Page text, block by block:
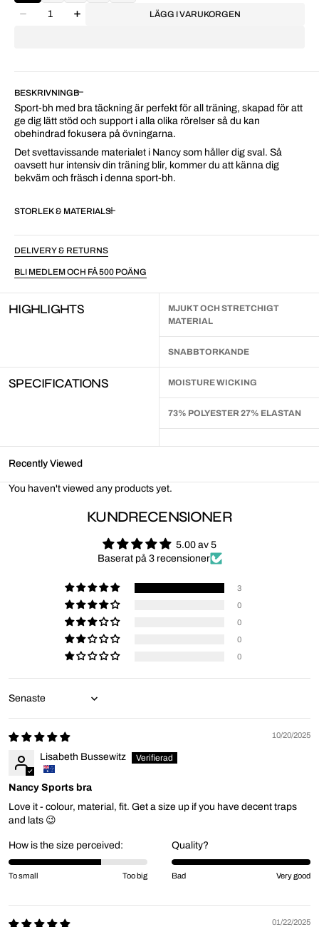
LÄGG I VARUKORGEN
BESKRIVNING
Sport-bh med bra täckning är perfekt för all träning, skapad för att
ge dig lätt stöd och support i alla olika rörelser så du kan
obehindrad fokusera på övningarna.
Det svettavissande materialet i Nancy som håller dig sval. Så
oavsett hur intensiv din träning blir, kommer du att känna dig
bekväm och fräsch i denna sport-bh.
STORLEK & MATERIAL
DELIVERY & RETURNS
BLI MEDLEM OCH FÅ 500 POÄNG
HIGHLIGHTS
MJUKT OCH STRETCHIGT
MATERIAL
SNABBTORKANDE
SPECIFICATIONS MOISTURE WICKING
73% POLYESTER 27% ELASTAN
Recently Viewed
You haven't viewed any products yet.
KUNDRECENSIONER
5.00 av 5
Baserat på 3 recensioner
3
0
0
0
0
Sort by
10/20/2025
Lisabeth Bussewitz
Nancy Sports bra
Love it - colour, material, fit. Get a size up if you have decent traps
and lats 😉
How is the size perceived:
To small Too big
Quality?
Bad Very good
01/22/2025